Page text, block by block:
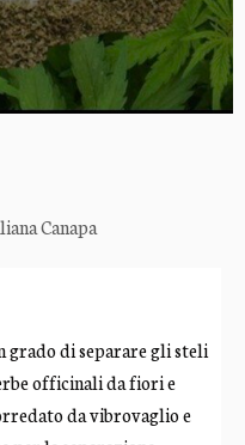
Canapa
grado di separare gli steli
officinali da fiori e
da vibrovaglio e